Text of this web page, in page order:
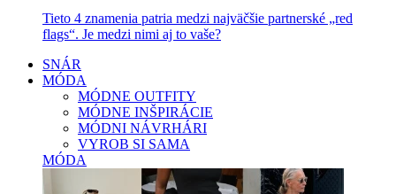
Tieto 4 znamenia patria medzi najväčšie partnerské „red
flags“. Je medzi nimi aj to vaše?
SNÁR
MÓDA
MÓDNE OUTFITY
MÓDNE INŠPIRÁCIE
MÓDNI NÁVRHÁRI
VYROB SI SAMA
MÓDA